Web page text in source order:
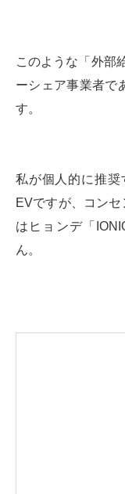
このような「外部
ーシェア事業者で
す。
私が個人的に推奨
EVですが、コンセ
はヒョンデ「
ん。